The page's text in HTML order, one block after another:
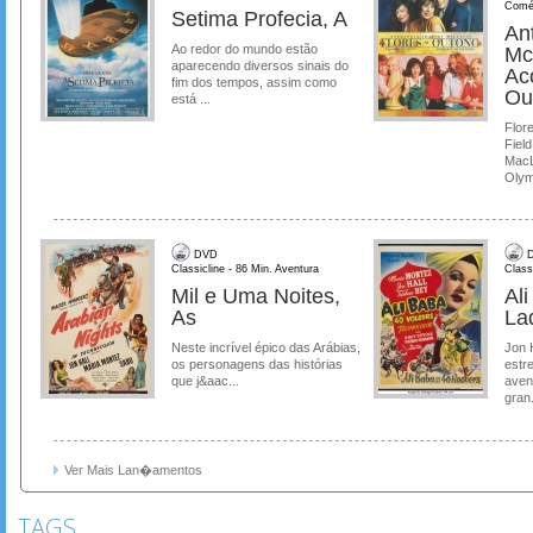
Setima Profecia, A
Ao redor do mundo estão
aparecendo diversos sinais do
fim dos tempos, assim como
está ...
DVD
Classicline - 86 Min. Aventura
Mil e Uma Noites,
As
Neste incrível épico das Arábias,
os personagens das histórias
que j&aac...
Ali
Jon
Ver Mais Lan�amentos